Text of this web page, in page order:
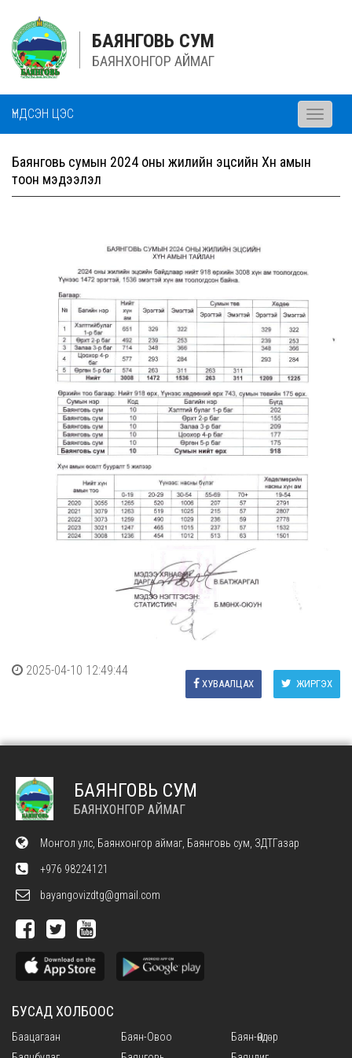
БАЯНГОВЬ СУМ
БАЯНХОНГОР АЙМАГ
ҮНДСЭН ЦЭС
Toggle
Баянговь сумын 2024 оны жилийн эцсийн Хүн амын
тоон мэдээлэл
2025-04-10 12:49:44
ЖИРГЭХ
ХУВААЛЦАХ
БАЯНГОВЬ СУМ
БАЯНХОНГОР АЙМАГ
Монгол улс, Баянхонгор аймаг, Баянговь сум, ЗДТГазар
+976 98224121
bayangovizdtg@gmail.com
БУСАД ХОЛБООС
Баацагаан Баян-Овоо
Баян-Өндөр